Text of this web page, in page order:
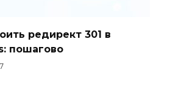
редирект 301 в
пошагово